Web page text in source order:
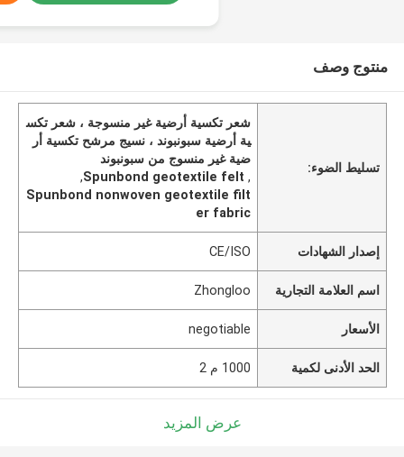
منتوج وصف
تسليط الضوء:
شعر تكسية أرضية غير منسوجة ، شعر تكس
ية أرضية سبونبوند ، نسيج مرشح تكسية أر
ضية غير منسوج من سبونبوند
,
Spunbond geotextile felt
,
Spunbond nonwoven geotextile filt
er fabric
إصدار الشهادات CE/ISO
اسم العلامة التجارية Zhongloo
الأسعار negotiable
الحد الأدنى لكمية 1000 م 2
عرض المزيد